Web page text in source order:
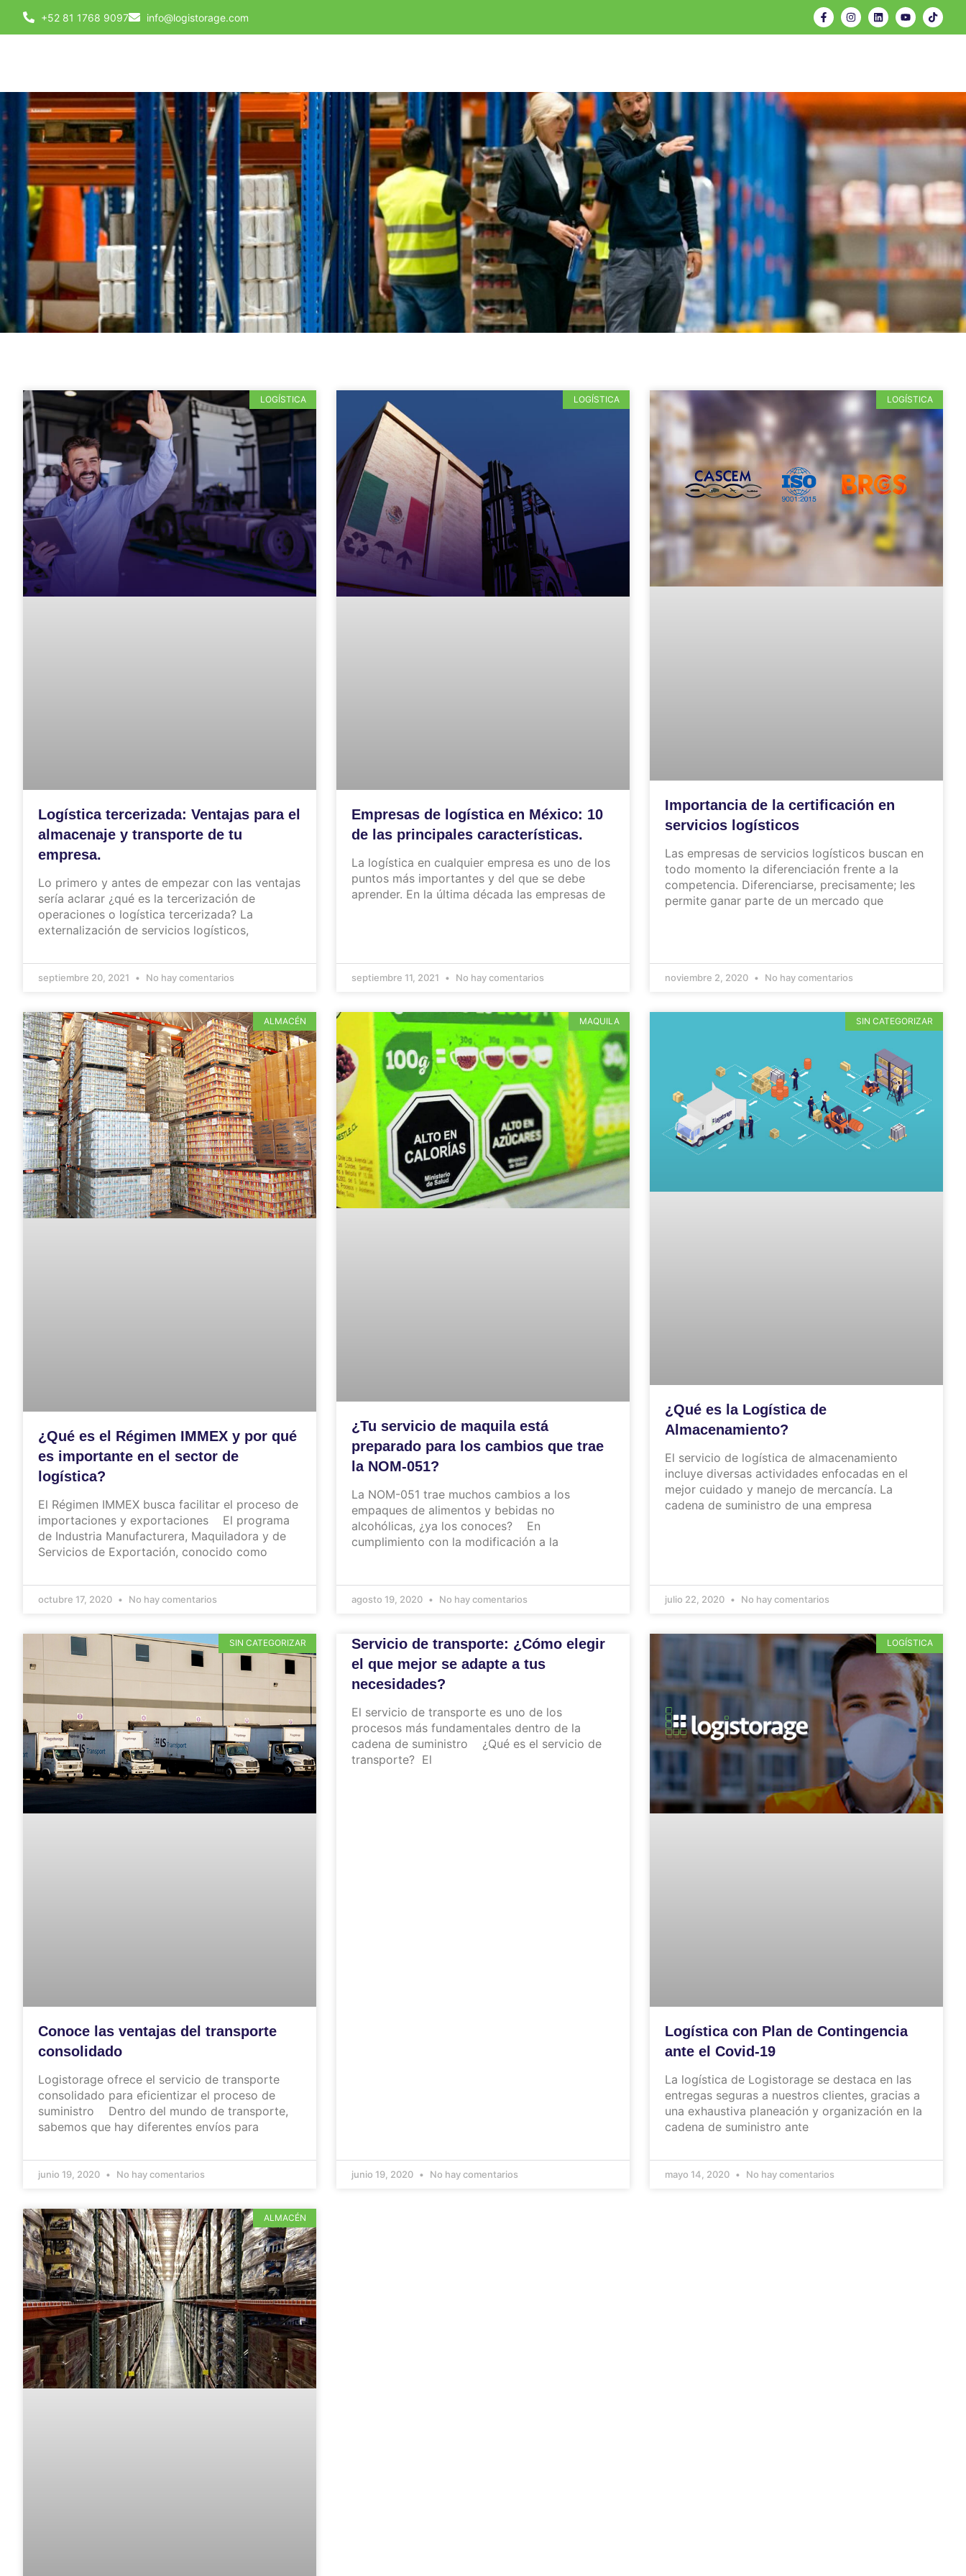
+52 81 1768 9097 info@logistorage.com
LOGÍSTICA
Logística tercerizada: Ventajas para el
almacenaje y transporte de tu
empresa.
Lo primero y antes de empezar con las ventajas
sería aclarar ¿qué es la tercerización de
operaciones o logística tercerizada? La
externalización de servicios logísticos,
septiembre 20, 2021 No hay comentarios
LOGÍSTICA
Empresas de logística en México: 10
de las principales características.
La logística en cualquier empresa es uno de los
puntos más importantes y del que se debe
aprender. En la última década las empresas de
septiembre 11, 2021 No hay comentarios
LOGÍSTICA
Importancia de la certificación en
servicios logísticos
Las empresas de servicios logísticos buscan en
todo momento la diferenciación frente a la
competencia. Diferenciarse, precisamente; les
permite ganar parte de un mercado que
noviembre 2, 2020 No hay comentarios
ALMACÉN
¿Qué es el Régimen IMMEX y por qué
es importante en el sector de
logística?
El Régimen IMMEX busca facilitar el proceso de
importaciones y exportaciones El programa
de Industria Manufacturera, Maquiladora y de
Servicios de Exportación, conocido como
octubre 17, 2020 No hay comentarios
MAQUILA
¿Tu servicio de maquila está
preparado para los cambios que trae
la NOM-051?
La NOM-051 trae muchos cambios a los
empaques de alimentos y bebidas no
alcohólicas, ¿ya los conoces? En
cumplimiento con la modificación a la
agosto 19, 2020 No hay comentarios
SIN CATEGORIZAR
¿Qué es la Logística de
Almacenamiento?
El servicio de logística de almacenamiento
incluye diversas actividades enfocadas en el
mejor cuidado y manejo de mercancía. La
cadena de suministro de una empresa
julio 22, 2020 No hay comentarios
SIN CATEGORIZAR
Conoce las ventajas del transporte
consolidado
Logistorage ofrece el servicio de transporte
consolidado para eficientizar el proceso de
suministro Dentro del mundo de transporte,
sabemos que hay diferentes envíos para
junio 19, 2020 No hay comentarios
Servicio de transporte: ¿Cómo elegir
el que mejor se adapte a tus
necesidades?
El servicio de transporte es uno de los
procesos más fundamentales dentro de la
cadena de suministro ¿Qué es el servicio de
transporte? El
junio 19, 2020 No hay comentarios
LOGÍSTICA
Logística con Plan de Contingencia
ante el Covid-19
La logística de Logistorage se destaca en las
entregas seguras a nuestros clientes, gracias a
una exhaustiva planeación y organización en la
cadena de suministro ante
mayo 14, 2020 No hay comentarios
ALMACÉN